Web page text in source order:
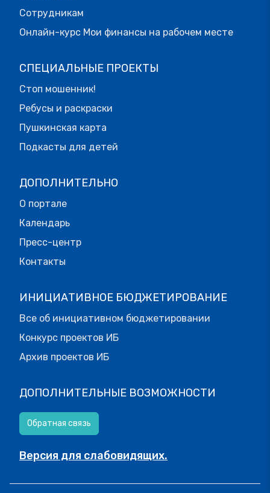
Сотрудникам
Онлайн-курс Мои финансы на рабочем месте
СПЕЦИАЛЬНЫЕ ПРОЕКТЫ
Стоп мошенник!
Ребусы и раскраски
Пушкинская карта
Подкасты для детей
ДОПОЛНИТЕЛЬНО
О портале
Календарь
Пресс-центр
Контакты
ИНИЦИАТИВНОЕ БЮДЖЕТИРОВАНИЕ
Все об инициативном бюджетировании
Конкурс проектов ИБ
Архив проектов ИБ
ДОПОЛНИТЕЛЬНЫЕ ВОЗМОЖНОСТИ
Обратная связь
Версия для слабовидящих.